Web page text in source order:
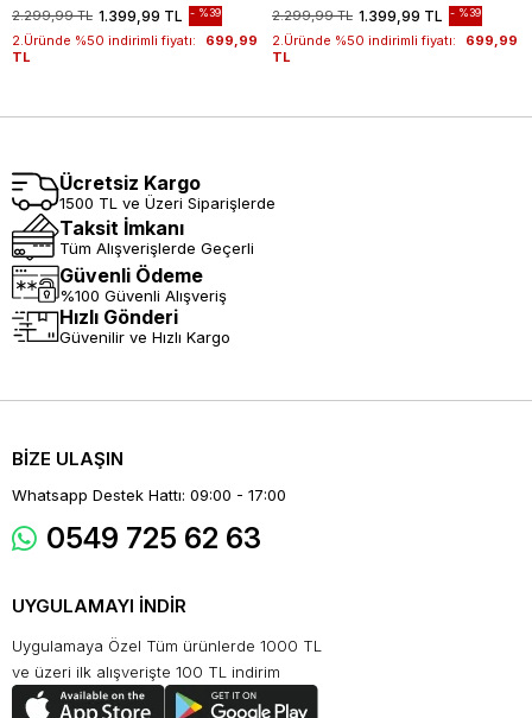
Gömlek 1004255174
1.399,99 TL
2.299,99 TL %39
2.Üründe %50 indirimli fiyatı:
699,99
TL
1004250214 1.399,99 TL
2.299,99 TL %39
2.Üründe %50 indirimli fiyatı:
699,99
TL
Ücretsiz Kargo
1500 TL ve Üzeri Siparişlerde
Taksit İmkanı
Tüm Alışverişlerde Geçerli
Güvenli Ödeme
%100 Güvenli Alışveriş
Hızlı Gönderi
Güvenilir ve Hızlı Kargo
BİZE ULAŞIN
Whatsapp Destek Hattı: 09:00 - 17:00
0549 725 62 63
UYGULAMAYI İNDİR
Uygulamaya Özel Tüm ürünlerde 1000 TL
ve üzeri ilk alışverişte 100 TL indirim